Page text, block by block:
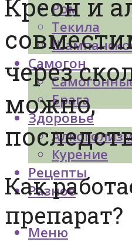
Ром
Текила
Самогон
Брага
Здоровье
Курение
Рецепты
Разное
Меню
Креон и
через
можно,
Как
препарат?